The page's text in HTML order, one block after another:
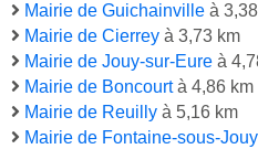
Mairie de Guichainville à
Mairie de Cierrey à 3,73 km
Mairie de Jouy-sur-Eure à
Mairie de Boncourtà 4,86 km
Mairie de Reuilly à 5,16 km
Mairie de Fontaine-sous-Jouy